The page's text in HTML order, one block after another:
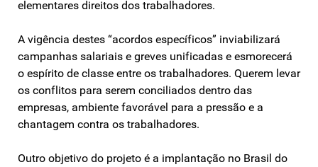
elementares direitos dos trabalhadores.
A vigência destes “acordos específicos” inviabilizará
campanhas salariais e greves unificadas e esmorecerá
o espírito de classe entre os trabalhadores. Querem levar
os conflitos para serem conciliados dentro das
empresas, ambiente favorável para a pressão e a
chantagem contra os trabalhadores.
Outro objetivo do projeto é a implantação no Brasil do